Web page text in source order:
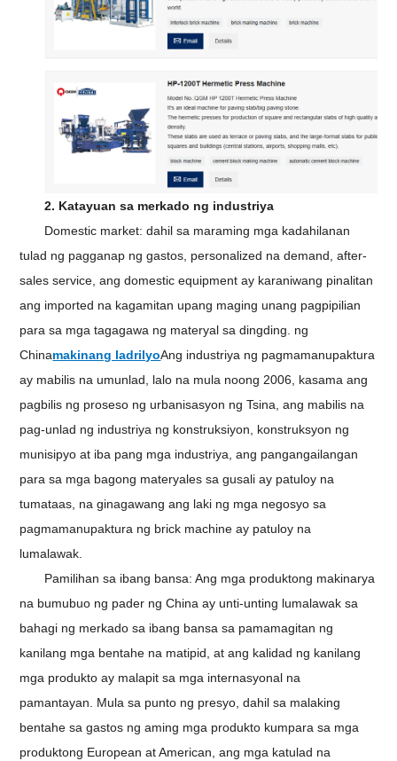
2. Katayuan sa merkado ng industriya
Domestic market: dahil sa maraming mga kadahilanan
tulad ng pagganap ng gastos, personalized na demand, after-
sales service, ang domestic equipment ay karaniwang pinalitan
ang imported na kagamitan upang maging unang pagpipilian
para sa mga tagagawa ng materyal sa dingding. ng
Chinamakinang ladrilyoAng industriya ng pagmamanupaktura
ay mabilis na umunlad, lalo na mula noong 2006, kasama ang
pagbilis ng proseso ng urbanisasyon ng Tsina, ang mabilis na
pag-unlad ng industriya ng konstruksiyon, konstruksyon ng
munisipyo at iba pang mga industriya, ang pangangailangan
para sa mga bagong materyales sa gusali ay patuloy na
tumataas, na ginagawang ang laki ng mga negosyo sa
pagmamanupaktura ng brick machine ay patuloy na
lumalawak.
Pamilihan sa ibang bansa: Ang mga produktong makinarya
na bumubuo ng pader ng China ay unti-unting lumalawak sa
bahagi ng merkado sa ibang bansa sa pamamagitan ng
kanilang mga bentahe na matipid, at ang kalidad ng kanilang
mga produkto ay malapit sa mga internasyonal na
pamantayan. Mula sa punto ng presyo, dahil sa malaking
bentahe sa gastos ng aming mga produkto kumpara sa mga
produktong European at American, ang mga katulad na